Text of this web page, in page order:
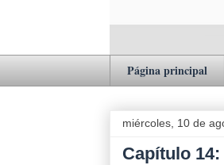
Página principal
miércoles, 10 de
Capítulo